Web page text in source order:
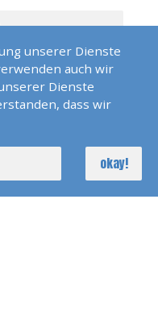
Tage Trogir
unserer Dienste
auch wir
Dienste
dass wir
okay!